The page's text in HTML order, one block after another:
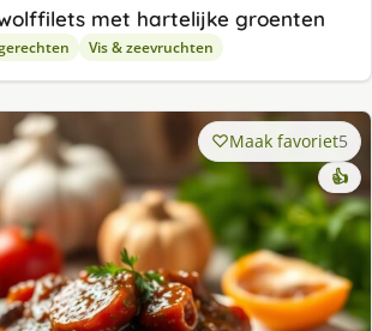
met hartelijke groenten
Vis & zeevruchten
Maak favoriet5
👍